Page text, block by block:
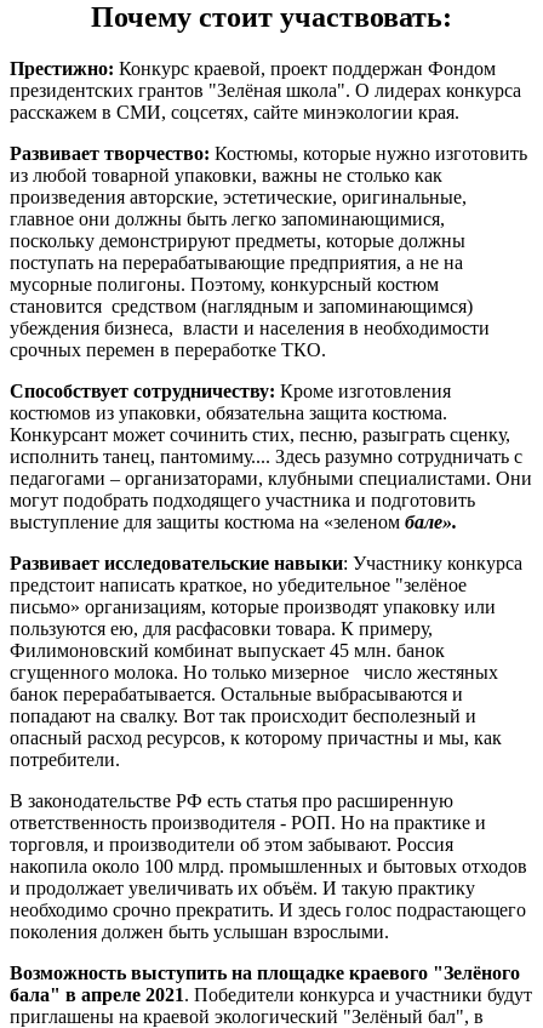
Почему стоит участвовать:
Престижно: Конкурс краевой, проект поддержан Фондом
президентских грантов "Зелёная школа". О лидерах конкурса
расскажем в СМИ, соцсетях, сайте минэкологии края.
Развивает творчество: Костюмы, которые нужно изготовить
из любой товарной упаковки, важны не столько как
произведения авторские, эстетические, оригинальные,
главное они должны быть легко запоминающимися,
поскольку демонстрируют предметы, которые должны
поступать на перерабатывающие предприятия, а не на
мусорные полигоны. Поэтому, конкурсный костюм
становится средством (наглядным и запоминающимся)
убеждения бизнеса, власти и населения в необходимости
срочных перемен в переработке ТКО.
Способствует сотрудничеству: Кроме изготовления
костюмов из упаковки, обязательна защита костюма.
Конкурсант может сочинить стих, песню, разыграть сценку,
исполнить танец, пантомиму.... Здесь разумно сотрудничать с
педагогами – организаторами, клубными специалистами. Они
могут подобрать подходящего участника и подготовить
выступление для защиты костюма на «зеленом бале».
Развивает исследовательские навыки: Участнику конкурса
предстоит написать краткое, но убедительное "зелёное
письмо» организациям, которые производят упаковку или
пользуются ею, для расфасовки товара. К примеру,
Филимоновский комбинат выпускает 45 млн. банок
сгущенного молока. Но только мизерное число жестяных
банок перерабатывается. Остальные выбрасываются и
попадают на свалку. Вот так происходит бесполезный и
опасный расход ресурсов, к которому причастны и мы, как
потребители.
В законодательстве РФ есть статья про расширенную
ответственность производителя - РОП. Но на практике и
торговля, и производители об этом забывают. Россия
накопила около 100 млрд. промышленных и бытовых отходов
и продолжает увеличивать их объём. И такую практику
необходимо срочно прекратить. И здесь голос подрастающего
поколения должен быть услышан взрослыми.
Возможность выступить на площадке краевого "Зелёного
бала" в апреле 2021. Победители конкурса и участники будут
приглашены на краевой экологический "Зелёный бал", в